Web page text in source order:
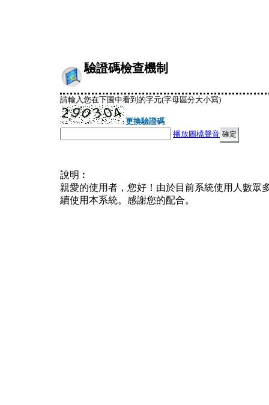
驗證碼檢查機制
請輸入您在下圖中看到的字元(字母區分大小寫)
更換驗證碼
播放圖檔聲音
說明︰
親愛的使用者，您好！由於目前系統使用人數眾
續使用本系統。感謝您的配合。